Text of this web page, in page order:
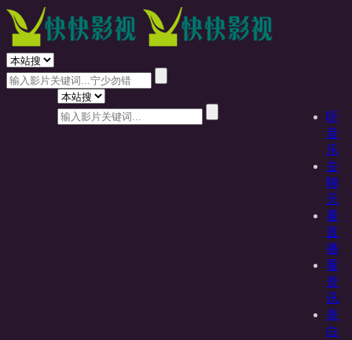
听
音
乐
去
聊
天
看
直
播
看
资
讯
表
白